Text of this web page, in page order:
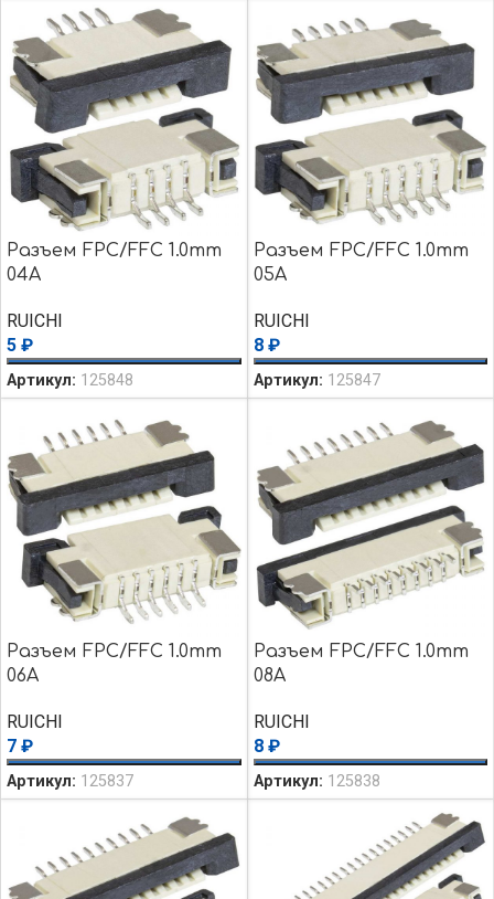
Разъем FPC/FFC 1.0mm
04A
RUICHI
5 ₽
Артикул: 125848
Разъем FPC/FFC 1.0mm
05A
RUICHI
8 ₽
Артикул: 125847
Разъем FPC/FFC 1.0mm
06A
RUICHI
7 ₽
Артикул: 125837
Разъем FPC/FFC 1.0mm
08A
RUICHI
8 ₽
Артикул: 125838